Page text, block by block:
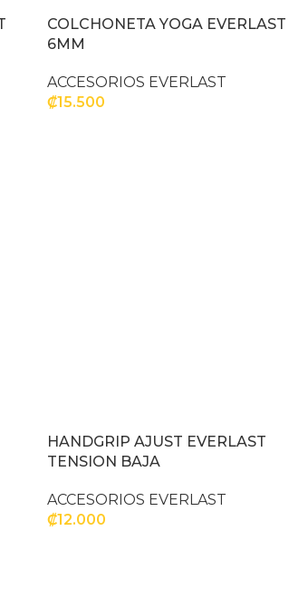
COLCHONETA YOGA EVERLAST
6MM
ACCESORIOS EVERLAST
₡15.500
HANDGRIP AJUST EVERLAST
TENSION BAJA
ACCESORIOS EVERLAST
₡12.000